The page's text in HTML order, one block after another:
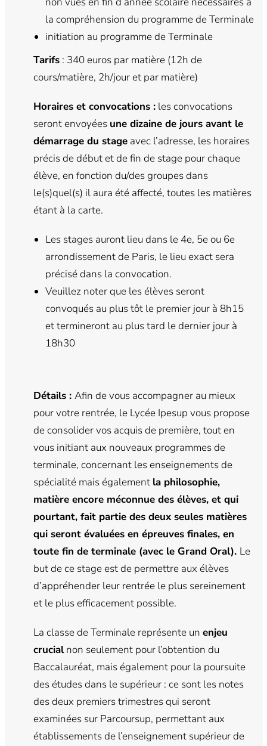
la compréhension du programme de Terminale
initiation au programme de Terminale
Tarifs: 340 euros par matière (12h de
cours/matière, 2h/jour et par matière)
Horaires et convocations :les convocations
seront envoyées une dizaine de jours avant le
démarrage du stageavec l’adresse, les horaires
précis de début et de fin de stage pour chaque
élève, en fonction du/des groupes dans
le(s)quel(s) il aura été affecté, toutes les matières
étant à la carte.
Les stages auront lieu dans le 4e, 5e ou 6e
arrondissement de Paris, le lieu exact sera
précisé dans la convocation.
Veuillez noter que les élèves seront
convoqués au plus tôt le premier jour à 8h15
et termineront au plus tard le dernier jour à
18h30
Détails : Afin de vous accompagner au mieux
pour votre rentrée, le Lycée Ipesup vous propose
de consolider vos acquis de première, tout en
vous initiant aux nouveaux programmes de
terminale, concernant les enseignements de
spécialité mais également la philosophie,
matière encore méconnue des élèves, et qui
pourtant, fait partie des deux seules matières
qui seront évaluées en épreuves finales, en
toute fin de terminale (avec le Grand Oral). Le
but de ce stage est de permettre aux élèves
d’appréhender leur rentrée le plus sereinement
et le plus efficacement possible.
La classe de Terminale représente un enjeu
crucialnon seulement pour l’obtention du
Baccalauréat, mais également pour la poursuite
des études dans le supérieur : ce sont les notes
des deux premiers trimestres qui seront
examinées sur Parcoursup, permettant aux
établissements de l’enseignement supérieur de